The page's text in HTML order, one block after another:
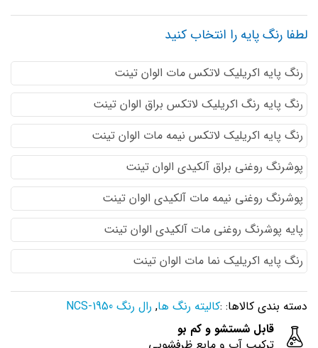
لطفا رنگ پایه را انتخاب کنید
رنگ پایه اكريليك لاتكس مات الوان تینت
رنگ پایه رنگ اكريليك لاتكس براق الوان تینت
رنگ پایه اكريليك لاتكس نيمه مات الوان تینت
پوشرنگ روغنی براق آلکیدی الوان تینت
پوشرنگ روغنی نیمه مات آلکیدی الوان تینت
پایه پوشرنگ روغنی مات آلکیدی الوان تینت
رنگ پایه اکریلیک نما مات الوان تینت
دسته بندی کالاها: :کالیته رنگ ها, رال رنگ NCS-1950
قابل شستشو و کم بو